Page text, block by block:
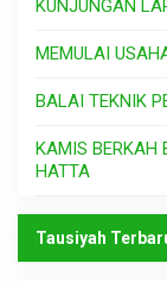
KUNJUNGAN
MEMULAI
BALAI TEKNIK
KAMIS BERKAH
HATTA
Tausiyah